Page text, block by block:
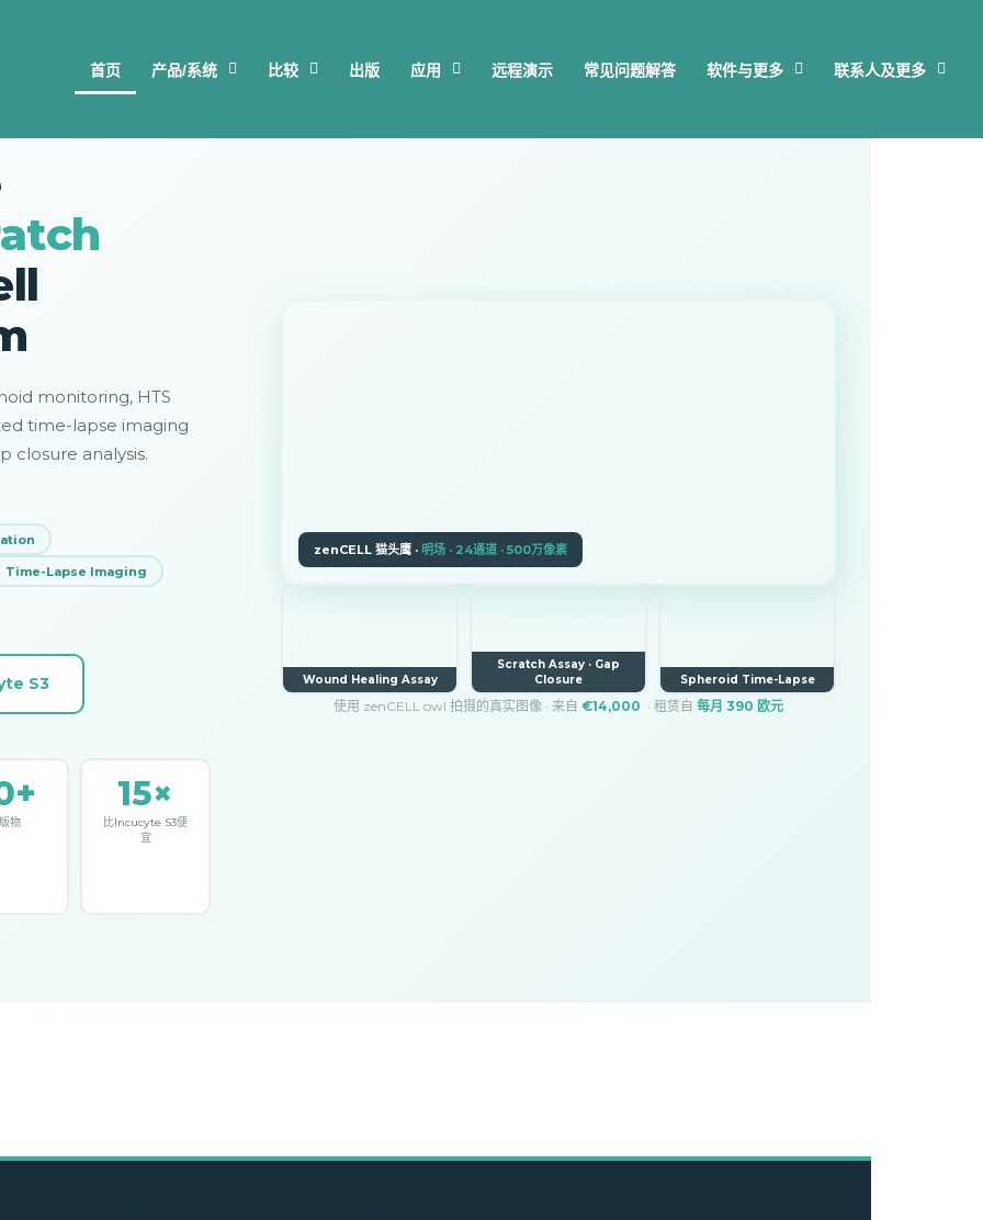
首页 产品/系统 比较 出版 应用 远程演示 常见问题解答 软件与更多 联系人及更多
monitoring, HTS
time-lapse imaging
closure analysis.
Time-Lapse Imaging
S3
物
15×
比Incucyte S3便
宜
zenCELL 猫头鹰 · 明场 · 24通道 · 500万像素
Wound Healing Assay
Scratch Assay · Gap
Closure
Spheroid Time-Lapse
使用 zenCELL owl 拍摄的真实图像 · 来自 €14,000 · 租赁自 每月 390 欧元